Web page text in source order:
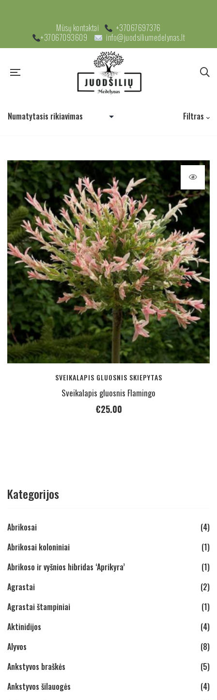
Mūsų kontaktai
+37067697376
+37067093609
info@juodsiliumedelynas.lt
Filtras
SVEIKALAPIS GLUOSNIS SKIEPYTAS
Sveikalapis gluosnis Flamingo
€25.00
Kategorijos
Abrikosai
(4)
Abrikosai koloniniai
(1)
Abrikoso ir vyšnios hibridas ‘Aprikyra’
(1)
Agrastai
(2)
Agrastai štampiniai
(1)
Aktinidijos
(4)
Alyvos
(8)
Ankstyvos braškės
(5)
Ankstyvos šilauogės
(4)